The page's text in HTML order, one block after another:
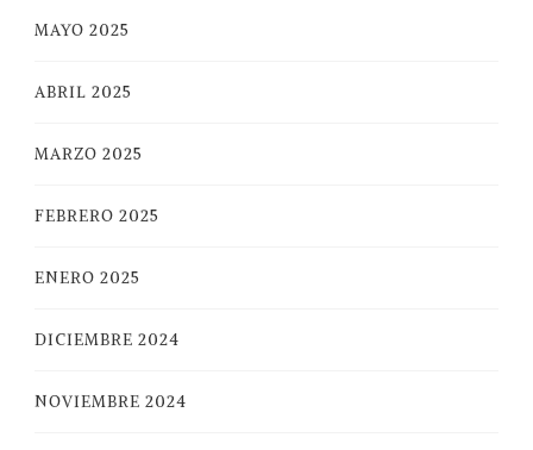
MAYO 2025
ABRIL 2025
MARZO 2025
FEBRERO 2025
ENERO 2025
DICIEMBRE 2024
NOVIEMBRE 2024